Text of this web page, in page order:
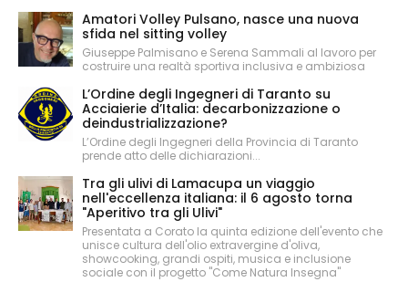
Amatori Volley Pulsano, nasce una nuova
sfida nel sitting volley
Giuseppe Palmisano e Serena Sammali al lavoro per
costruire una realtà sportiva inclusiva e ambiziosa
L’Ordine degli Ingegneri di Taranto su
Acciaierie d’Italia: decarbonizzazione o
deindustrializzazione?
L’Ordine degli Ingegneri della Provincia di Taranto
prende atto delle dichiarazioni...
Tra gli ulivi di Lamacupa un viaggio
nell'eccellenza italiana: il 6 agosto torna
"Aperitivo tra gli Ulivi"
Presentata a Corato la quinta edizione dell'evento che
unisce cultura dell'olio extravergine d'oliva,
showcooking, grandi ospiti, musica e inclusione
sociale con il progetto "Come Natura Insegna"